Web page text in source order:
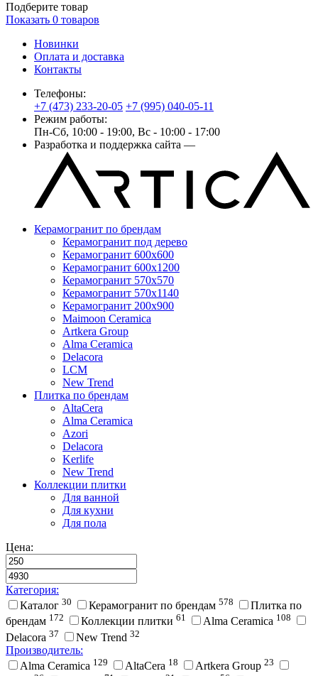
Подберите товар
Показать 0 товаров
Новинки
Оплата и доставка
Контакты
Телефоны:
+7 (473) 233-20-05 +7 (995) 040-05-11
Режим работы:
Пн-Сб, 10:00 - 19:00, Вс - 10:00 - 17:00
Разработка и поддержка сайта —
Керамогранит по брендам
Керамогранит под дерево
Керамогранит 600x600
Керамогранит 600x1200
Керамогранит 570x570
Керамогранит 570x1140
Керамогранит 200x900
Maimoon Ceramica
Artkera Group
Alma Ceramica
Delacora
LCM
New Trend
Плитка по брендам
AltaCera
Аlma Ceramica
Azori
Delacora
Kerlife
New Trend
Коллекции плитки
Для ванной
Для кухни
Для пола
Цена:
Категория:
Каталог 30 Керамогранит по брендам 578
Плитка по
брендам 172 Коллекции плитки 61 Alma Ceramica 108
Delacora 37 New Trend 32
Производитель:
Alma Ceramica 129 AltaCera 18 Artkera Group 23